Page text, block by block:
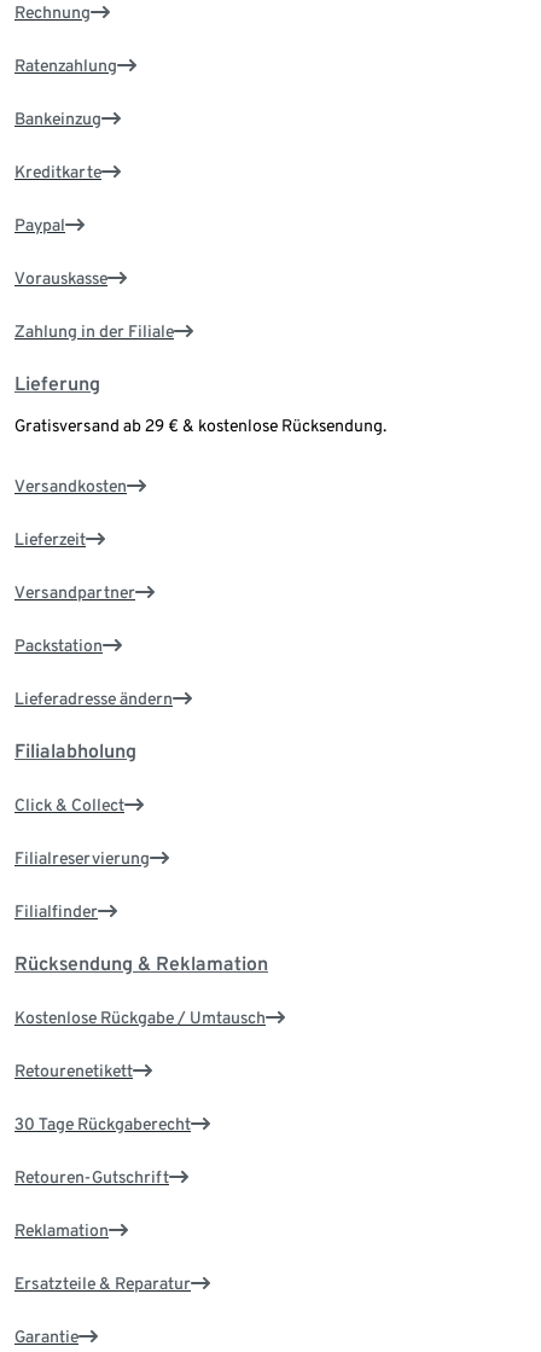
Rechnung
Ratenzahlung
Bankeinzug
Kreditkarte
Paypal
Vorauskasse
Zahlung in der Filiale
Lieferung
Gratisversand ab 29 € & kostenlose Rücksendung.
Versandkosten
Lieferzeit
Versandpartner
Packstation
Lieferadresse ändern
Filialabholung
Click & Collect
Filialreservierung
Filialfinder
Rücksendung & Reklamation
Kostenlose Rückgabe / Umtausch
Retourenetikett
30 Tage Rückgaberecht
Retouren-Gutschrift
Reklamation
Ersatzteile & Reparatur
Garantie